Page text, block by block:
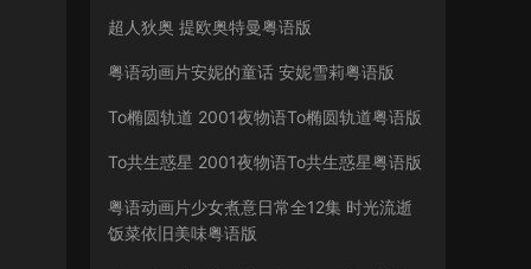
超人狄奥 提欧奥特曼粤语版
粤语动画片安妮的童话 安妮雪莉粤语版
To椭圆轨道 2001夜物语To椭圆轨道粤语版
To共生惑星 2001夜物语To共生惑星粤语版
粤语动画片少女煮意日常全12集 时光流逝
饭菜依旧美味粤语版